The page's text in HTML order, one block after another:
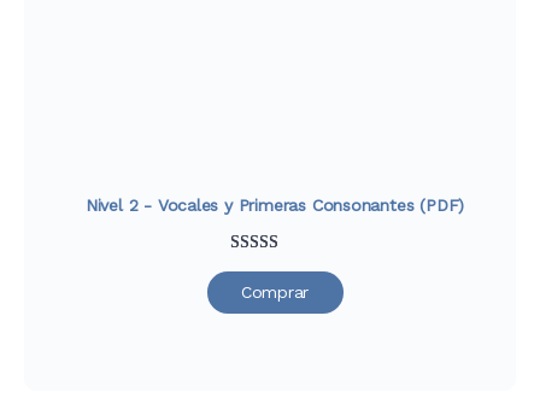
Nivel 2 - Vocales y Primeras Consonantes (PDF)
Valorado
con4.79de
29
Comprar